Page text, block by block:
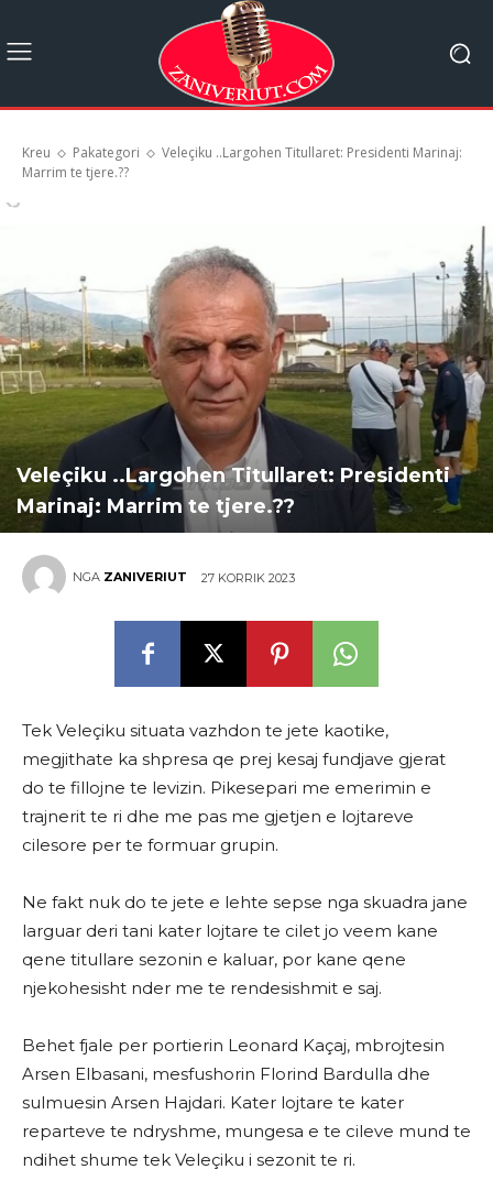
Kreu Pakategori
Veleçiku ..Largohen Titullaret: Presidenti Marinaj:
Marrim te tjere.??
Veleçiku ..Largohen Titullaret: Presidenti
Marinaj: Marrim te tjere.??
NGA ZANIVERIUT 27 KORRIK 2023
Tek Veleçiku situata vazhdon te jete kaotike,
megjithate ka shpresa qe prej kesaj fundjave gjerat
do te fillojne te levizin. Pikesepari me emerimin e
trajnerit te ri dhe me pas me gjetjen e lojtareve
cilesore per te formuar grupin.
Ne fakt nuk do te jete e lehte sepse nga skuadra jane
larguar deri tani kater lojtare te cilet jo veem kane
qene titullare sezonin e kaluar, por kane qene
njekohesisht nder me te rendesishmit e saj.
Behet fjale per portierin Leonard Kaçaj, mbrojtesin
Arsen Elbasani, mesfushorin Florind Bardulla dhe
sulmuesin Arsen Hajdari. Kater lojtare te kater
reparteve te ndryshme, mungesa e te cileve mund te
ndihet shume tek Veleçiku i sezonit te ri.